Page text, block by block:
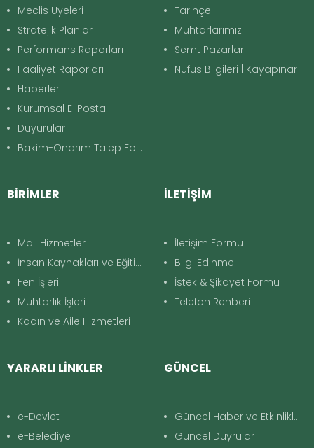
Meclis Üyeleri
Stratejik Planlar
Performans Raporları
Faaliyet Raporları
Haberler
Kurumsal E-Posta
Duyurular
Bakim-Onarım Talep Formu
Tarihçe
Muhtarlarımız
Semt Pazarları
Nüfus Bilgileri | Kayapınar
BİRİMLER
Mali Hizmetler
İnsan Kaynakları ve Eğitim
Fen İşleri
Muhtarlık İşleri
Kadın ve Aile Hizmetleri
İLETİŞİM
İletişim Formu
Bilgi Edinme
İstek & Şikayet Formu
Telefon Rehberi
YARARLI LİNKLER
e-Devlet
e-Belediye
GÜNCEL
Güncel Haber ve Etkinlikler
Güncel Duyrular